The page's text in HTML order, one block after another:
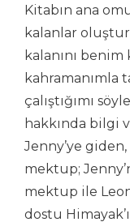
Kitabın ana
kalanlar
kalanını
kahramanımla
çalıştığımı
hakkında bilgi
Jenny’ye giden,
mektup;
mektup ile
dostu